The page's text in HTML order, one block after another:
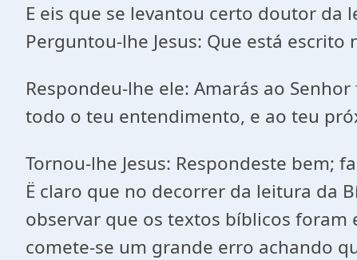
E eis que se levantou certo doutor da
Perguntou-lhe Jesus: Que está escrito
Respondeu-lhe ele: Amarás ao
todo o teu entendimento, e ao teu
Tornou-lhe Jesus: Respondeste bem;
Ë claro que no decorrer da leitura da
observar que os textos bíblicos foram
comete-se um grande erro achando